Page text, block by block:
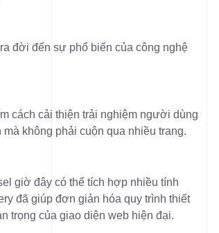
đời đến sự phổ biến của công nghệ
cách cải thiện trải nghiệm người dùng
không phải cuộn qua nhiều trang.
giờ đây có thể tích hợp nhiều tính
đã giúp đơn giản hóa quy trình thiết
trọng của giao diện web hiện đại.